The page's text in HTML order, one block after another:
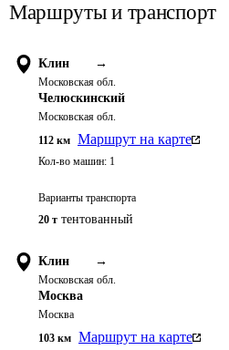
Маршруты и транспорт
Клин →
Московская обл.
Челюскинский
Московская обл.
112 км Маршрут на карте
Кол-во машин: 1
Варианты транспорта
20 т тентованный
Клин →
Московская обл.
Москва
Москва
103 км Маршрут на карте